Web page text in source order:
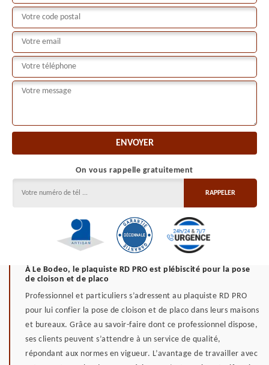
On vous rappelle gratuitement
À Le Bodeo, le plaquiste RD PRO est plébiscité pour la pose
de cloison et de placo
Professionnel et particuliers s’adressent au plaquiste RD PRO
pour lui confier la pose de cloison et de placo dans leurs maisons
et bureaux. Grâce au savoir-faire dont ce professionnel dispose,
ses clients peuvent s’attendre à un service de qualité,
répondant aux normes en vigueur. L’avantage de travailler avec